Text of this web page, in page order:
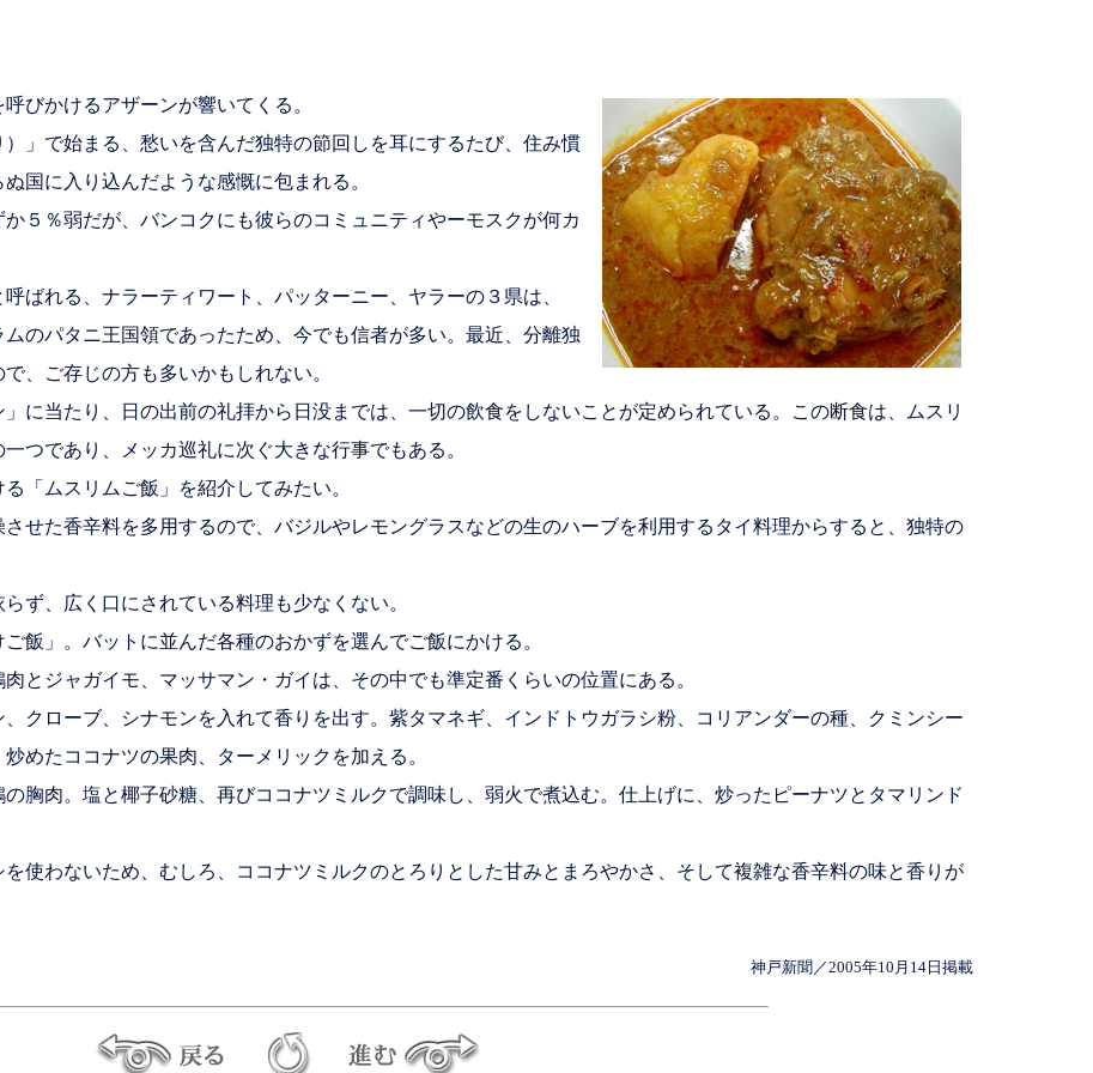
びかけるアザーンが響いてくる。
」で始まる、愁いを含んだ独特の節回しを耳にするたび、住み慣
国に入り込んだような感慨に包まれる。
５％弱だが、バンコクにも彼らのコミュニティやーモスクが何カ
ばれる、ナラーティワート、パッターニー、ヤラーの３県は、
のパタニ王国領であったため、今でも信者が多い。最近、分離独
、ご存じの方も多いかもしれない。
に当たり、日の出前の礼拝から日没までは、一切の飲食をしないことが定められている。この断食は、ムスリ
つであり、メッカ巡礼に次ぐ大きな行事でもある。
「ムスリムご飯」を紹介してみたい。
せた香辛料を多用するので、バジルやレモングラスなどの生のハーブを利用するタイ料理からすると、独特の
ず、広く口にされている料理も少なくない。
飯」。バットに並んだ各種のおかずを選んでご飯にかける。
とジャガイモ、マッサマン・ガイは、その中でも準定番くらいの位置にある。
クローブ、シナモンを入れて香りを出す。紫タマネギ、インドトウガラシ粉、コリアンダーの種、クミンシー
めたココナツの果肉、ターメリックを加える。
胸肉。塩と椰子砂糖、再びココナツミルクで調味し、弱火で煮込む。仕上げに、炒ったピーナツとタマリンド
使わないため、むしろ、ココナツミルクのとろりとした甘みとまろやかさ、そして複雑な香辛料の味と香りが
神戸新聞／2005年10月14日掲載